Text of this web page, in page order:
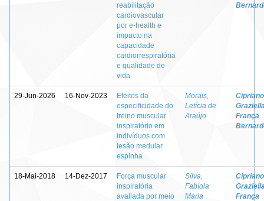
reabilitação
cardiovascular
por e-health e
impacto na
capacidade
cardiorrespiratória
e qualidade de
vida
29-Jun-2026 16-Nov-2023
Efeitos da
especificidade do
treino muscular
inspiratório em
indivíduos com
lesão medular
espinha
Morais,
Letícia de
Araújo
França
18-Mai-2018 14-Dez-2017
Força muscular
inspiratória
avaliada por meio
Silva,
Fabíola
Maria
França